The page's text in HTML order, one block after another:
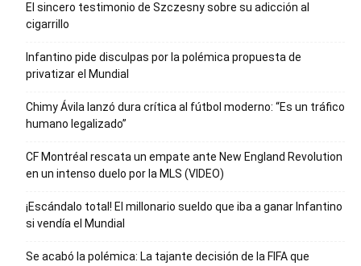
El sincero testimonio de Szczesny sobre su adicción al
cigarrillo
Infantino pide disculpas por la polémica propuesta de
privatizar el Mundial
Chimy Ávila lanzó dura crítica al fútbol moderno: “Es un tráfico
humano legalizado”
CF Montréal rescata un empate ante New England Revolution
en un intenso duelo por la MLS (VIDEO)
¡Escándalo total! El millonario sueldo que iba a ganar Infantino
si vendía el Mundial
Se acabó la polémica: La tajante decisión de la FIFA que